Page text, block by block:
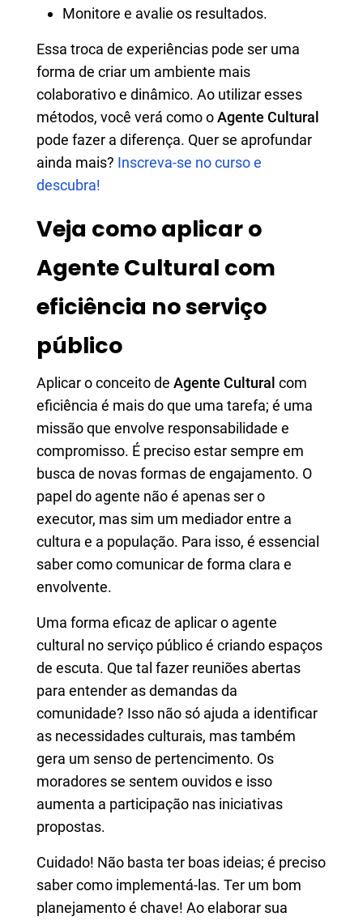
Monitore e avalie os resultados.
Essa troca de experiências pode ser uma
forma de criar um ambiente mais
colaborativo e dinâmico. Ao utilizar esses
métodos, você verá como oAgente Cultural
pode fazer a diferença. Quer se aprofundar
ainda mais? Inscreva-se no curso e
descubra!
Veja como aplicar o
Agente Cultural com
eficiência no serviço
público
Aplicar o conceito de Agente Cultural com
eficiência é mais do que uma tarefa; é uma
missão que envolve responsabilidade e
compromisso. É preciso estar sempre em
busca de novas formas de engajamento. O
papel do agente não é apenas ser o
executor, mas sim um mediador entre a
cultura e a população. Para isso, é essencial
saber como comunicar de forma clara e
envolvente.
Uma forma eficaz de aplicar o agente
cultural no serviço público é criando espaços
de escuta. Que tal fazer reuniões abertas
para entender as demandas da
comunidade? Isso não só ajuda a identificar
as necessidades culturais, mas também
gera um senso de pertencimento. Os
moradores se sentem ouvidos e isso
aumenta a participação nas iniciativas
propostas.
Cuidado! Não basta ter boas ideias; é preciso
saber como implementá-las. Ter um bom
planejamento é chave! Ao elaborar sua